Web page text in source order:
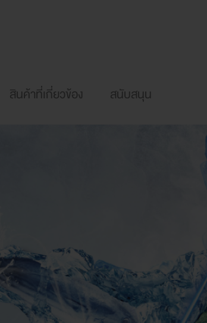
สินค้าที่เกี่ยวข้อง สนับสนุน